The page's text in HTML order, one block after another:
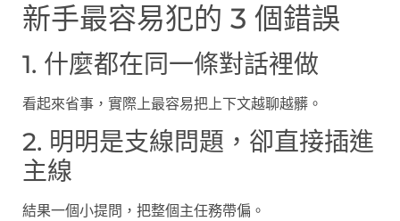
新手最容易犯的 3 個錯誤
1. 什麼都在同一條對話裡做
看起來省事，實際上最容易把上下文越聊越髒。
2. 明明是支線問題，卻直接插進
主線
結果一個小提問，把整個主任務帶偏。